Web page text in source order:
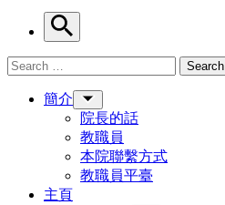
Search
Search for: Search
簡介
院長的話
教職員
本院聯繫方式
教職員平臺
主頁